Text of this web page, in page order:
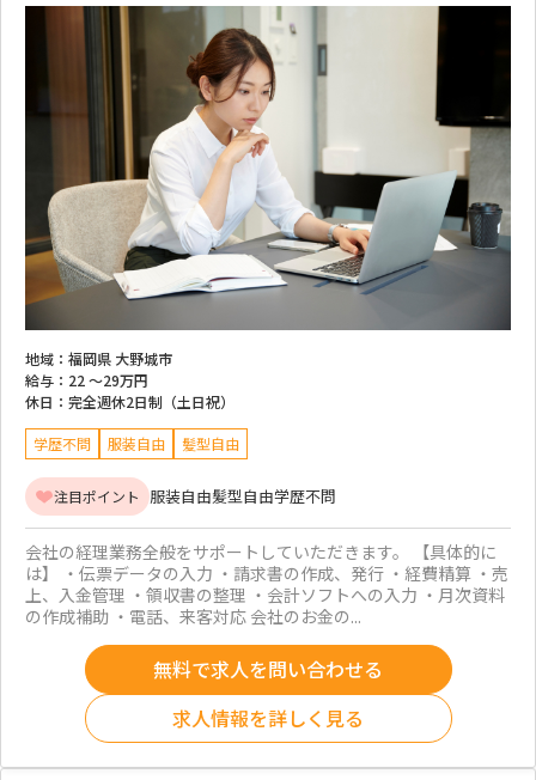
地域： 福岡県 大野城市
給与： 22 ～29万円
休日： 完全週休2日制（土日祝）
学歴不問 服装自由 髪型自由
注目ポイント 服装自由髪型自由学歴不問
会社の経理業務全般をサポートしていただきます。 【具体的に
は】 ・伝票データの入力 ・請求書の作成、発行 ・経費精算 ・売
上、入金管理 ・領収書の整理 ・会計ソフトへの入力 ・月次資料
の作成補助 ・電話、来客対応 会社のお金の...
無料で求人を問い合わせる
求人情報を詳しく見る